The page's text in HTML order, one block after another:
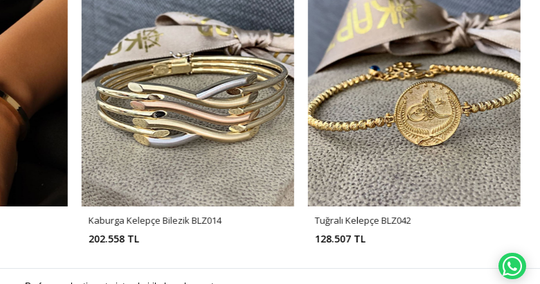
Kaburga Kelepçe Bilezik BLZ014
202.558 TL
Tuğralı Kelepçe BLZ042
128.507 TL